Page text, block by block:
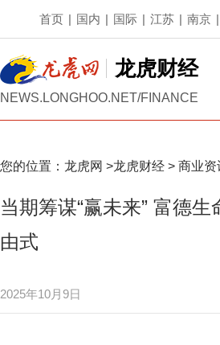
首页 | 国内 | 国际 | 江苏 | 南京 |
龙虎财经
NEWS.LONGHOO.NET/FINANCE
您的位置： 龙虎网 >龙虎财经 > 商业资
当期筹谋“赢未来” 富德
由式
2025年10月9日